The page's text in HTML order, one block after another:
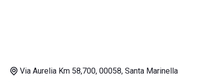
base di pesce fresco e fritti gustosi e croccanti, realizzati
Via Aurelia Km 58,700, 00058, Santa Marinella